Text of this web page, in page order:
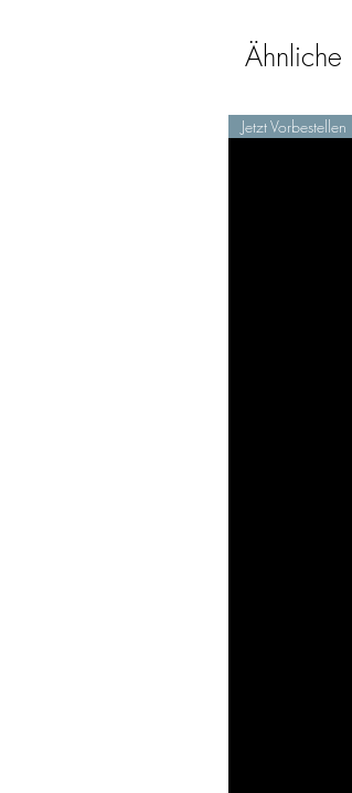
Ähnliche
Jetzt Vorbestellen